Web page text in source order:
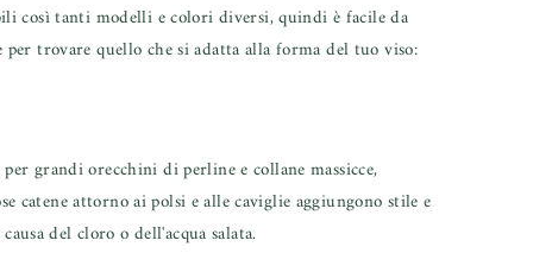
così tanti modelli e colori diversi, quindi è facile da
trovare quello che si adatta alla forma del tuo viso:
grandi orecchini di perline e collane massicce,
catene attorno ai polsi e alle caviglie aggiungono stile e
del cloro o dell'acqua salata.